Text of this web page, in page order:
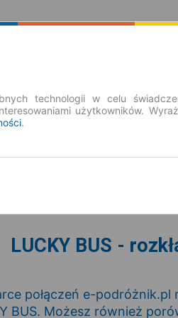
LUCKY BUS -
połączeń e-
BUS. Możesz również
technologii w celu
użytkowników.
.